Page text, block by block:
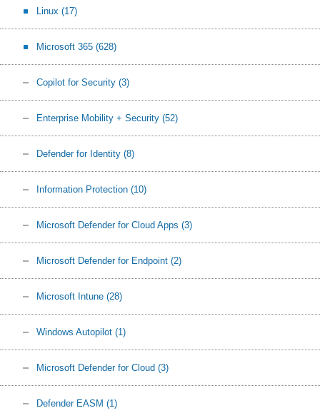
Linux (17)
Microsoft 365 (628)
Copilot for Security (3)
Enterprise Mobility + Security (52)
Defender for Identity (8)
Information Protection (10)
Microsoft Defender for Cloud Apps (3)
Microsoft Defender for Endpoint (2)
Microsoft Intune (28)
Windows Autopilot (1)
Microsoft Defender for Cloud (3)
Defender EASM (1)